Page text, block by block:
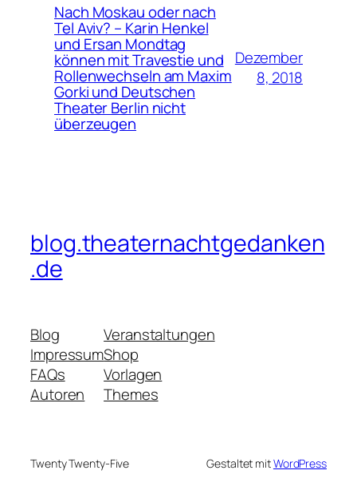
Nach Moskau oder nach
Tel Aviv? – Karin Henkel
und Ersan Mondtag
können mit Travestie und
Rollenwechseln am Maxim
Gorki und Deutschen
Theater Berlin nicht
überzeugen
Dezember
8, 2018
blog.theaternachtgedanken
.de
Blog
Impressum
FAQs
Autoren
Veranstaltungen
Shop
Vorlagen
Themes
Twenty Twenty-Five Gestaltet mitWordPress